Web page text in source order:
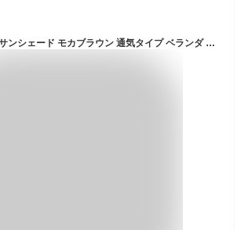
Daddy's Weekend サンシェード モカブラウン 通気タイプ ベランダ 庭 UVカット 日よけシェード 付け紐4本付属 紫外線カット 【日本ブランド】 (1.8M×1.8M)